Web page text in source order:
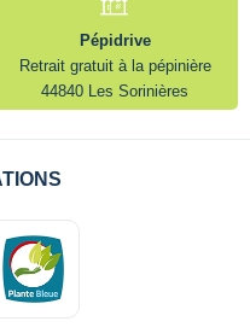
Pépidrive
Retrait gratuit à la pépinière
44840 Les Sorinières